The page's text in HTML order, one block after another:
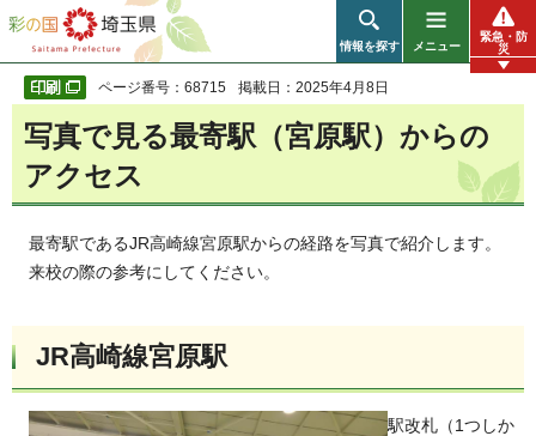
彩の国 埼玉県
情報を探す メニュー
緊急・防
災
ページ番号：68715 掲載日：2025年4月8日
写真で見る最寄駅（宮原駅）からの
アクセス
最寄駅であるJR高崎線宮原駅からの経路を写真で紹介します。
来校の際の参考にしてください。
JR高崎線宮原駅
駅改札（1つしか